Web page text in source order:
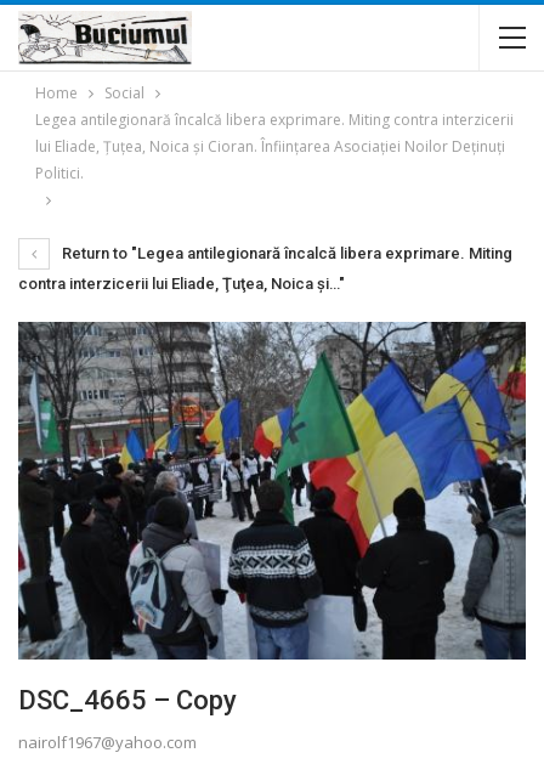
Home
Social
Legea antilegionară încalcă libera exprimare. Miting contra interzicerii
lui Eliade, Ţuţea, Noica şi Cioran. Înfiinţarea Asociaţiei Noilor Deţinuţi
Politici.
Return to "Legea antilegionară încalcă libera exprimare. Miting
contra interzicerii lui Eliade, Ţuţea, Noica şi…"
DSC_4665 – Copy
nairolf1967@yahoo.com